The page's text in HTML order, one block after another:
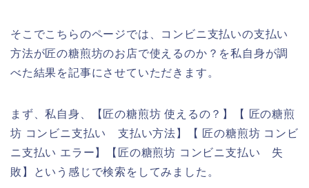
そこでこちらのページでは、コンビニ支払いの支払い
方法が匠の糖煎坊のお店で使えるのか？を私自身が調
べた結果を記事にさせていただきます。
まず、私自身、【匠の糖煎坊 使えるの？】【 匠の糖煎
坊 コンビニ支払い 支払い方法】【 匠の糖煎坊 コンビ
ニ支払い エラー】【匠の糖煎坊 コンビニ支払い 失
敗】という感じで検索をしてみました。